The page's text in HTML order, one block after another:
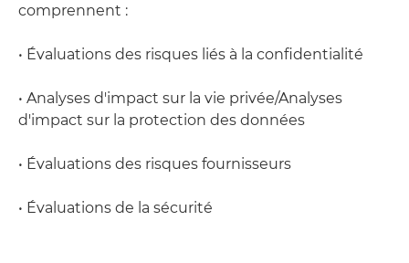
comprennent :
• Évaluations des risques liés à la confidentialité
• Analyses d'impact sur la vie privée/Analyses
d'impact sur la protection des données
• Évaluations des risques fournisseurs
• Évaluations de la sécurité